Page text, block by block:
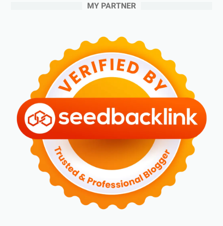
MY PARTNER